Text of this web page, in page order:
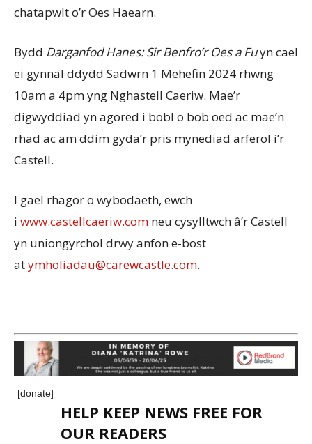
chatapwlt o’r Oes Haearn.
Bydd Darganfod Hanes: Sir Benfro’r Oes a Fuyn cael
ei gynnal ddydd Sadwrn 1 Mehefin 2024 rhwng
10am a 4pm yng Nghastell Caeriw. Mae’r
digwyddiad yn agored i bobl o bob oed ac mae’n
rhad ac am ddim gyda’r pris mynediad arferol i’r
Castell.
I gael rhagor o wybodaeth, ewch
i www.castellcaeriw.com neu cysylltwch â’r Castell
yn uniongyrchol drwy anfon e-bost
atymholiadau@carewcastle.com.
[donate]
HELP KEEP NEWS FREE FOR
OUR READERS